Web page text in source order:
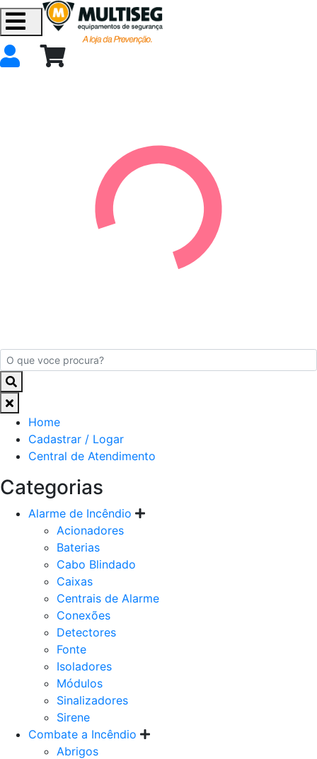
Home
Cadastrar / Logar
Central de Atendimento
Categorias
Alarme de Incêndio
Acionadores
Baterias
Cabo Blindado
Caixas
Centrais de Alarme
Conexões
Detectores
Fonte
Isoladores
Módulos
Sinalizadores
Sirene
Combate a Incêndio
Abrigos